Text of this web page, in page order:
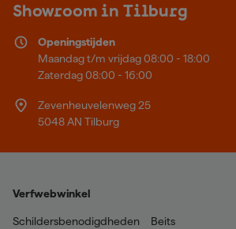
Showroom in Tilburg
Openingstijden
Maandag t/m vrijdag 08:00 - 18:00
Zaterdag 08:00 - 16:00
Zevenheuvelenweg 25
5048 AN Tilburg
Verfwebwinkel
Schildersbenodigdheden
Beits